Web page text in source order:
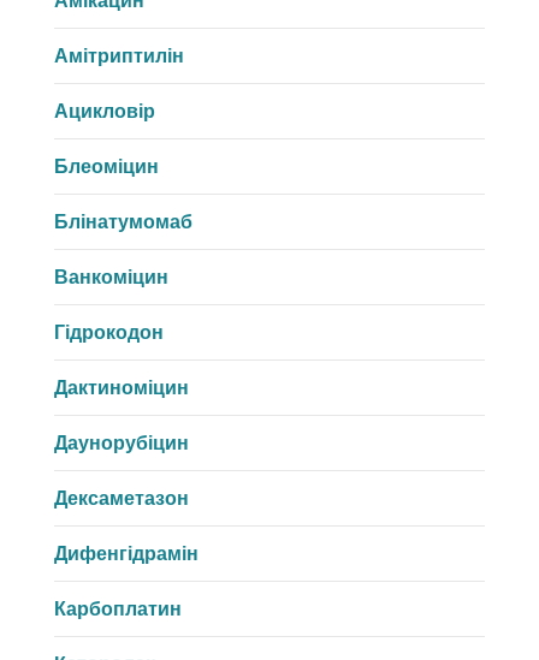
Амітриптилін
Ацикловір
Блеоміцин
Блінатумомаб
Ванкоміцин
Гідрокодон
Дактиноміцин
Даунорубіцин
Дексаметазон
Дифенгідрамін
Карбоплатин